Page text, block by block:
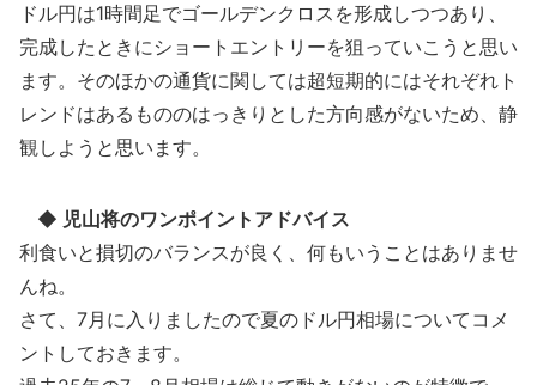
ドル円は1時間足でゴールデンクロスを形成しつつあり、
完成したときにショートエントリーを狙っていこうと思い
ます。そのほかの通貨に関しては超短期的にはそれぞれト
レンドはあるもののはっきりとした方向感がないため、静
観しようと思います。
◆ 児山将のワンポイントアドバイス
利食いと損切のバランスが良く、何もいうことはありませ
んね。
さて、7月に入りましたので夏のドル円相場についてコメ
ントしておきます。